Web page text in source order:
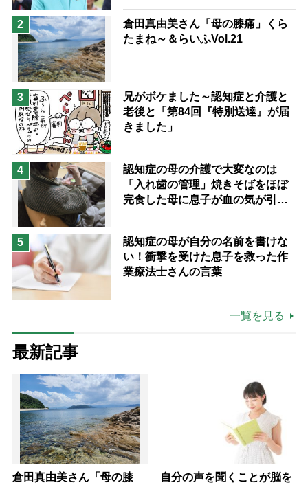
予防法
2
倉田真由美さん「母の膝痛」くら
たまね～＆らいふVol.21
3
兄がボケました～認知症と介護と
老後と「第84回『特別送達』が届
きました」
4
認知症の母の介護で大変なのは
「入れ歯の管理」焼きそばをほぼ
完食した母に息子が血の気が引い
5
認知症の母が自分の名前を書けな
い！衝撃を受けた息子を救った作
業療法士さんの言葉
一覧を見る
最新記事
倉田真由美さん「母の膝
自分の声を聞くことが脳を